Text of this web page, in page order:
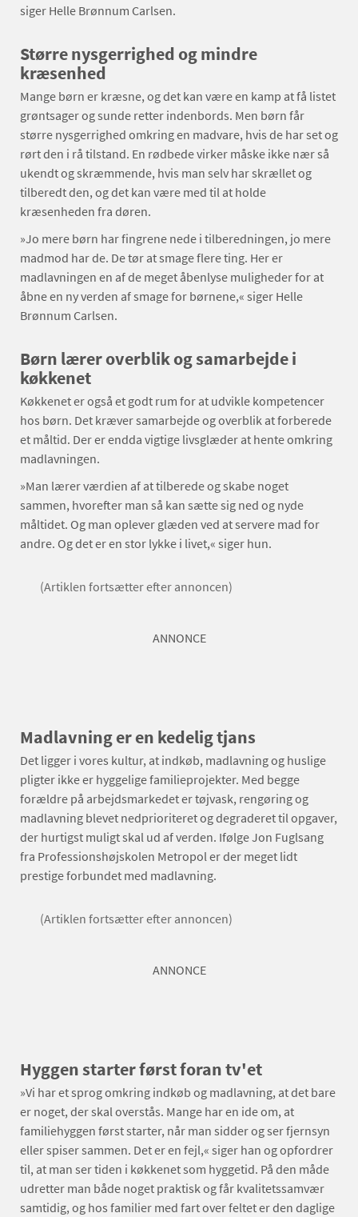
siger Helle Brønnum Carlsen.
Større nysgerrighed og mindre
kræsenhed
Mange børn er kræsne, og det kan være en kamp at få listet
grøntsager og sunde retter indenbords. Men børn får
større nysgerrighed omkring en madvare, hvis de har set og
rørt den i rå tilstand. En rødbede virker måske ikke nær så
ukendt og skræmmende, hvis man selv har skrællet og
tilberedt den, og det kan være med til at holde
kræsenheden fra døren.
»Jo mere børn har fingrene nede i tilberedningen, jo mere
madmod har de. De tør at smage flere ting. Her er
madlavningen en af de meget åbenlyse muligheder for at
åbne en ny verden af smage for børnene,« siger Helle
Brønnum Carlsen.
Børn lærer overblik og samarbejde i
køkkenet
Køkkenet er også et godt rum for at udvikle kompetencer
hos børn. Det kræver samarbejde og overblik at forberede
et måltid. Der er endda vigtige livsglæder at hente omkring
madlavningen.
»Man lærer værdien af at tilberede og skabe noget
sammen, hvorefter man så kan sætte sig ned og nyde
måltidet. Og man oplever glæden ved at servere mad for
andre. Og det er en stor lykke i livet,« siger hun.
(Artiklen fortsætter efter annoncen)
ANNONCE
Madlavning er en kedelig tjans
Det ligger i vores kultur, at indkøb, madlavning og huslige
pligter ikke er hyggelige familieprojekter. Med begge
forældre på arbejdsmarkedet er tøjvask, rengøring og
madlavning blevet nedprioriteret og degraderet til opgaver,
der hurtigst muligt skal ud af verden. Ifølge Jon Fuglsang
fra Professionshøjskolen Metropol er der meget lidt
prestige forbundet med madlavning.
(Artiklen fortsætter efter annoncen)
ANNONCE
Hyggen starter først foran tv'et
»Vi har et sprog omkring indkøb og madlavning, at det bare
er noget, der skal overstås. Mange har en ide om, at
familiehyggen først starter, når man sidder og ser fjernsyn
eller spiser sammen. Det er en fejl,« siger han og opfordrer
til, at man ser tiden i køkkenet som hyggetid. På den måde
udretter man både noget praktisk og får kvalitetssamvær
samtidig, og hos familier med fart over feltet er den daglige